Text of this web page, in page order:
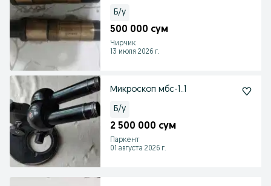
Б/у
500 000 сум
Чирчик
13 июля 2026 г.
Микроскоп мбс-1..1
Б/у
2 500 000 сум
Паркент
01 августа 2026 г.